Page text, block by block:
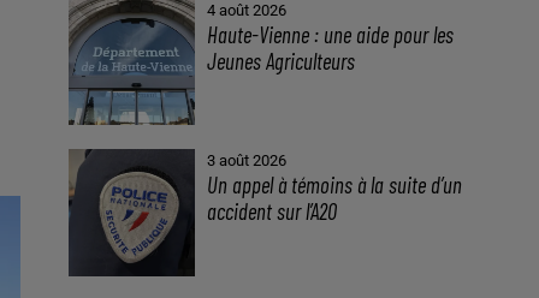
4 août 2026
Haute-Vienne : une aide pour les
Jeunes Agriculteurs
3 août 2026
Un appel à témoins à la suite d’un
accident sur l’A20